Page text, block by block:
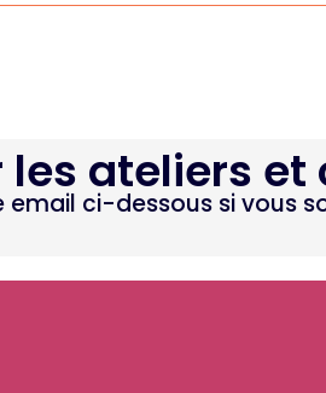
les ateliers
email ci-dessous si vous